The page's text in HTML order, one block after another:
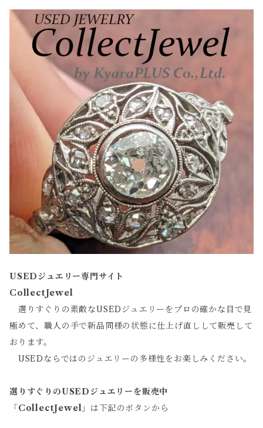
USEDジュエリー専門サイト
CollectJewel
選りすぐりの素敵なUSEDジュエリーをプロの確かな目で見
極めて、職人の手で新品同様の状態に仕上げ直しして販売して
おります。
USEDならではのジュエリーの多様性をお楽しみください。
選りすぐりのUSEDジュエリーを販売中
「 CollectJewel 」は下記のボタンから